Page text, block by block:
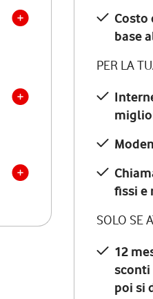
Costo
base
PER LA
fissi e
SOLO SE
12
sconti
poi si